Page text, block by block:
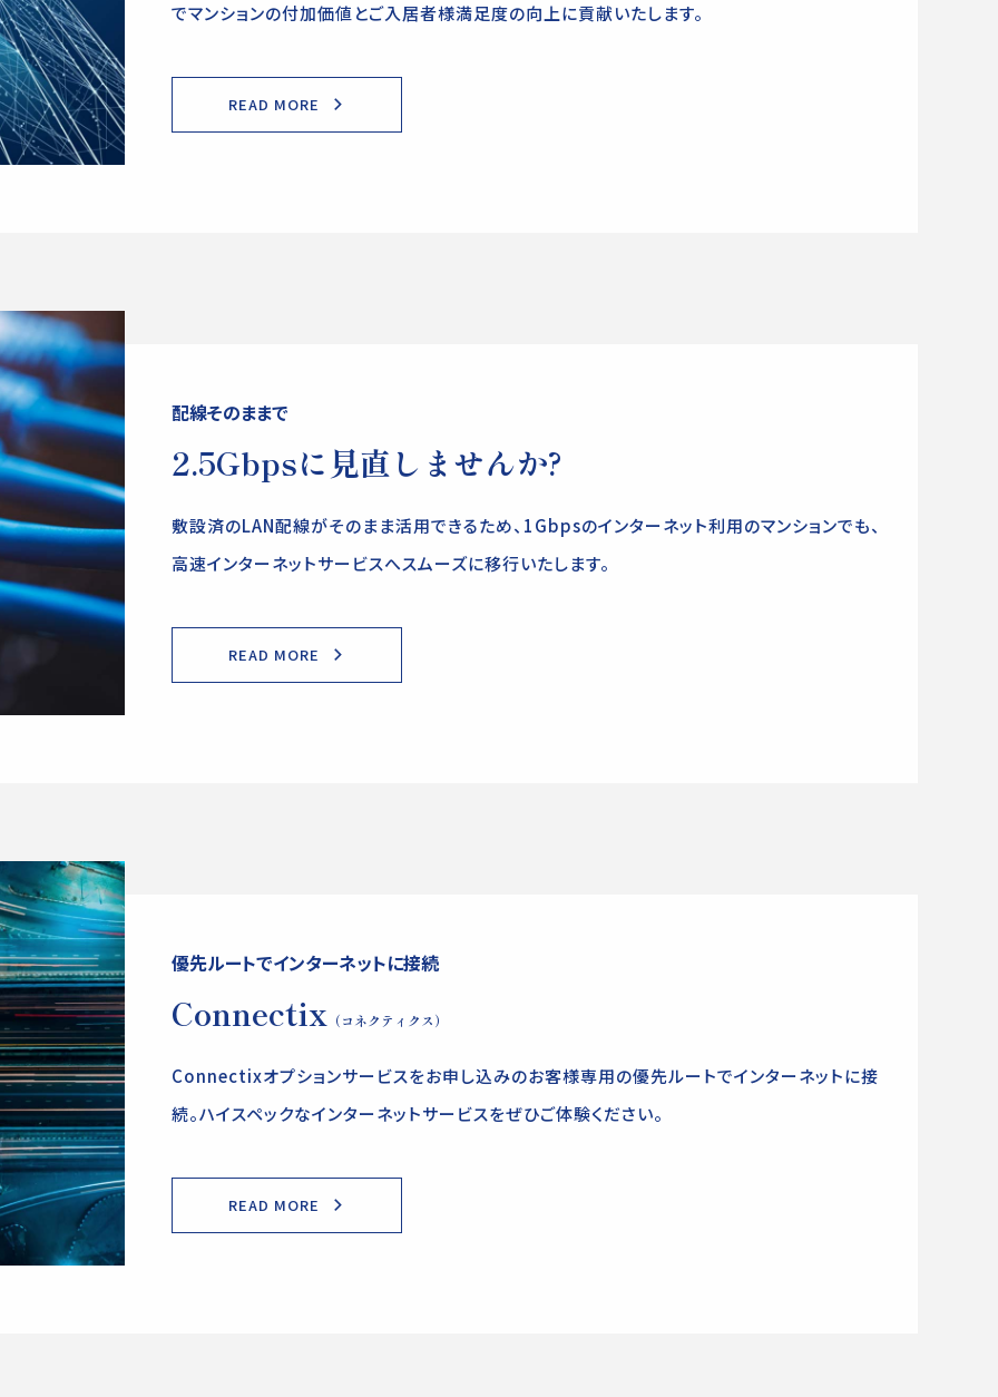
でマンションの付加価値とご入居者様満足度の向上に貢献いたします。
READ MORE
配線そのままで
2.5Gbpsに見直しませんか?
敷設済のLAN配線がそのまま活用できるため、1Gbpsのインターネット利用のマンションでも、
高速インターネットサービスへスムーズに移行いたします。
READ MORE
優先ルートでインターネットに接続
Connectix （コネクティクス）
Connectixオプションサービスをお申し込みのお客様専用の優先ルートでインターネットに接
続。ハイスペックなインターネットサービスをぜひご体験ください。
READ MORE